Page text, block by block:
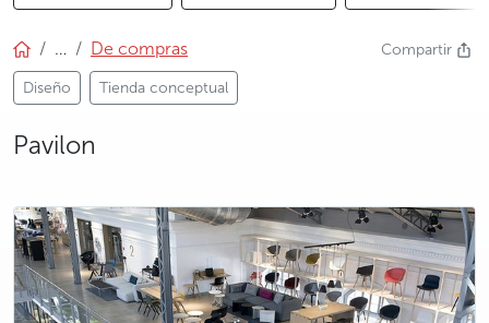
… De compras
Diseño Tienda conceptual
Compartir
Pavilon
photo 5
photo 6
photo 7